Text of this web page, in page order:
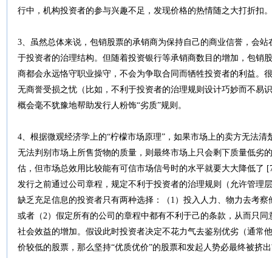
行中，机构投资者的参与兴趣不足，发现价格的热情随之大打折扣。
3、虽然总体来说，包销股票的承销商为保持自己的商业信誉，会
于投资者的治理结构。但随着投资银行等承销商数目的增加，包销
商都会永远恪守职业操守，不会为争取合同而牺牲投资者的利益。
无商誉受损之忧（比如，不利于投资者的治理规则设计巧妙而不易
概会毫不犹豫地帮助发行人粉饰“劣质”规则。
4、根据微观经济学上的“柠檬市场原理”，如果市场上的卖方无法
无法判别市场上所售货物的质量，则最终市场上只会剩下质量低劣
估，但市场总效用比较能有可信市场信号时的水平就要大大降低了
发行之前通过公司章程，规定不利于投资者的治理规则（允许管理
缺乏充足信息的投资者只有两种选择：（1）投入人力、物力去考
或者（2）假定所有的公司的章程中都有不利于己的条款，从而只
社会效益的增加。假设此时投资者决定不花力气去鉴别优劣（通常
价较低的股票，那么坚持“优质优价”的股票和发起人势必最终被挤